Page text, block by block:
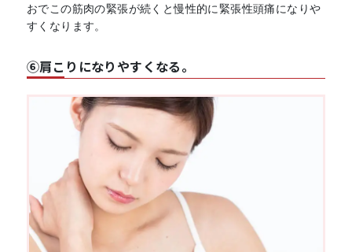
おでこの筋肉の緊張が続くと慢性的に緊張性頭痛になりや
すくなります。
⑥肩こりになりやすくなる。